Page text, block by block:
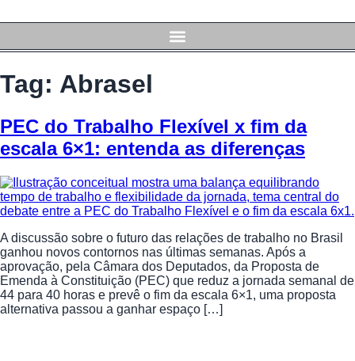
Tag: Abrasel
PEC do Trabalho Flexível x fim da
escala 6×1: entenda as diferenças
A discussão sobre o futuro das relações de trabalho no Brasil
ganhou novos contornos nas últimas semanas. Após a
aprovação, pela Câmara dos Deputados, da Proposta de
Emenda à Constituição (PEC) que reduz a jornada semanal de
44 para 40 horas e prevê o fim da escala 6×1, uma proposta
alternativa passou a ganhar espaço […]